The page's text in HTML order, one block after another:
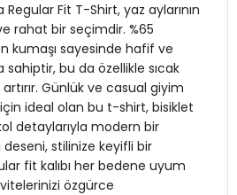
Viskon
Regular Fit T-Shirt, yaz aylarının
rahat bir seçimdir. %65
kumaşı sayesinde hafif ve
sahiptir, bu da özellikle sıcak
Günlük ve casual giyim
ideal olan bu t-shirt, bisiklet
detaylarıyla modern bir
deseni, stilinize keyifli bir
fit kalıbı her bedene uyum
özgürce